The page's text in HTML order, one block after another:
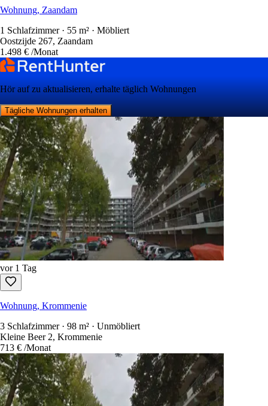
Wohnung, Zaandam
1 Schlafzimmer · 55 m² · Möbliert
Oostzijde 267, Zaandam
1.498 € /Monat
Hör auf zu aktualisieren, erhalte täglich Wohnungen
Tägliche Wohnungen erhalten
vor 1 Tag
Wohnung, Krommenie
3 Schlafzimmer · 98 m² · Unmöbliert
Kleine Beer 2, Krommenie
713 € /Monat